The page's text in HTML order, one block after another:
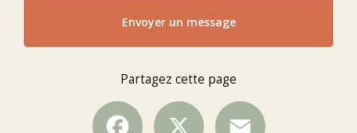
Envoyer un message
Partagez cette page
Facebook